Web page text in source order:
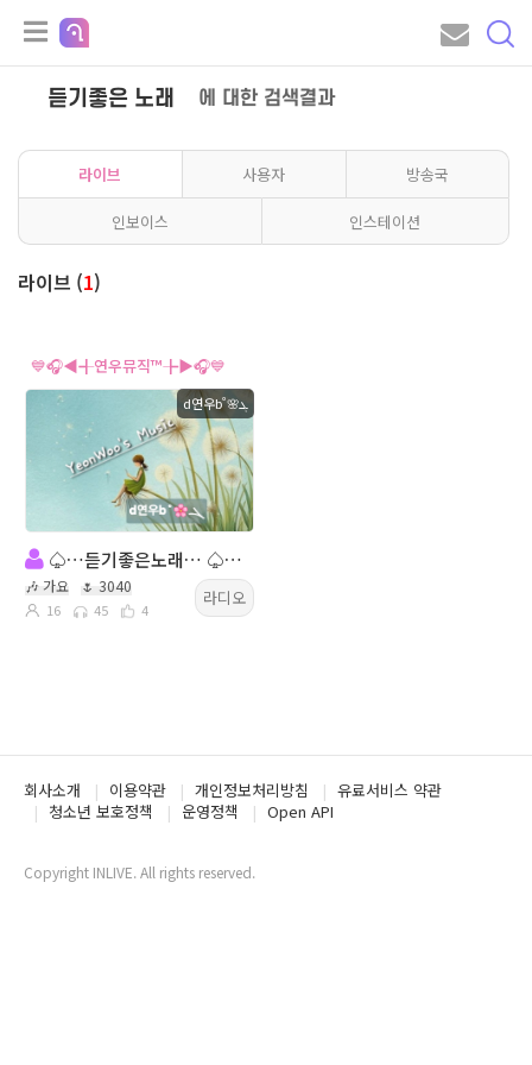
듣기좋은 노래 에 대한 검색결과
라이브 사용자 방송국
인보이스 인스테이션
라이브 (1)
💙🎧◀╉연우뮤직™╊▶🎧💙
d연우b˚🌸ܓ
♤…듣기좋은노래… ♤볼륨 UP…중독성있는 감성ll멜로디…♤
🎶 가요 🌷 3040
16 45 4
라디오
회사소개 이용약관 개인정보처리방침
유료서비스 약관
청소년 보호정책
운영정책 Open API
Copyright INLIVE. All rights reserved.